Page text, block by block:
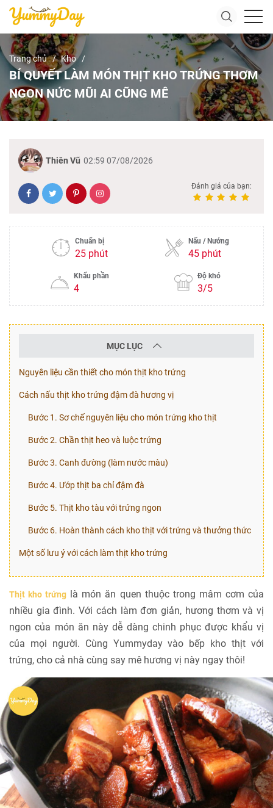
Trang chủ Kho
BÍ QUYẾT LÀM MÓN THỊT KHO TRỨNG THƠM
NGON NỨC MŨI AI CŨNG MÊ
Thiên Vũ 02:59 07/08/2026
Đánh giá của bạn:
Chuẩn bị
25 phút
Nấu / Nướng
45 phút
Khẩu phần
4
Độ khó
3/5
MỤC LỤC
Nguyên liệu cần thiết cho món thịt kho trứng
Cách nấu thịt kho trứng đậm đà hương vị
Bước 1. Sơ chế nguyên liệu cho món trứng kho thịt
Bước 2. Chần thịt heo và luộc trứng
Bước 3. Canh đường (làm nước màu)
Bước 4. Ướp thịt ba chỉ đậm đà
Bước 5. Thịt kho tàu với trứng ngon
Bước 6. Hoàn thành cách kho thịt với trứng và thưởng thức
Một số lưu ý với cách làm thịt kho trứng
Thịt kho trứng là món ăn quen thuộc trong mâm cơm của
nhiều gia đình. Với cách làm đơn giản, hương thơm và vị
ngon của món ăn này dễ dàng chinh phục được khẩu vị
của mọi người. Cùng Yummyday vào bếp kho thịt với
trứng, cho cả nhà cùng say mê hương vị này ngay thôi!